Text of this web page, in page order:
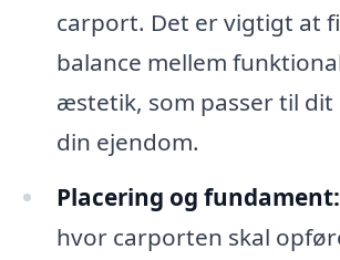
carport. Det er vigtigt at
balance mellem
æstetik, som passer til dit
din ejendom.
Placering og fundament:
hvor carporten skal